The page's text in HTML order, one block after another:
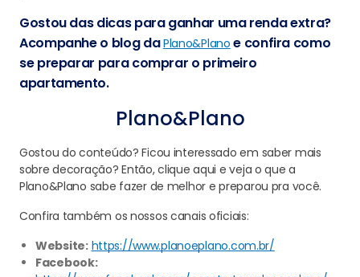
Gostou das dicas para ganhar uma renda extra?
Acompanhe o blog daPlano&Plano e confira como
se preparar para comprar o primeiro
apartamento.
Plano&Plano
Gostou do conteúdo? Ficou interessado em saber mais
sobre decoração? Então, clique aqui e veja o que a
Plano&Plano sabe fazer de melhor e preparou pra você.
Confira também os nossos canais oficiais:
Website: https://www.planoeplano.com.br/
Facebook: